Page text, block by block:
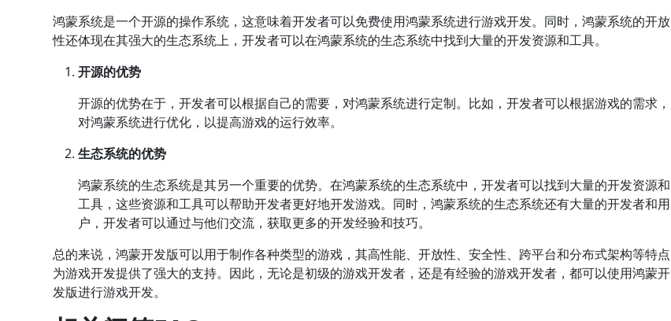
鸿蒙系统是一个开源的操作系统，这意味着开发者可以免费使用鸿蒙系统进行游戏开发。同时，鸿蒙系统的开放
性还体现在其强大的生态系统上，开发者可以在鸿蒙系统的生态系统中找到大量的开发资源和工具。
开源的优势
开源的优势在于，开发者可以根据自己的需要，对鸿蒙系统进行定制。比如，开发者可以根据游戏的需求，
对鸿蒙系统进行优化，以提高游戏的运行效率。
生态系统的优势
鸿蒙系统的生态系统是其另一个重要的优势。在鸿蒙系统的生态系统中，开发者可以找到大量的开发资源和
工具，这些资源和工具可以帮助开发者更好地开发游戏。同时，鸿蒙系统的生态系统还有大量的开发者和用
户，开发者可以通过与他们交流，获取更多的开发经验和技巧。
总的来说，鸿蒙开发版可以用于制作各种类型的游戏，其高性能、开放性、安全性、跨平台和分布式架构等特点
为游戏开发提供了强大的支持。因此，无论是初级的游戏开发者，还是有经验的游戏开发者，都可以使用鸿蒙开
发版进行游戏开发。